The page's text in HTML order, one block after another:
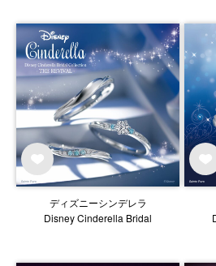
ディズニーシンデレラ
Disney Cinderella Bridal